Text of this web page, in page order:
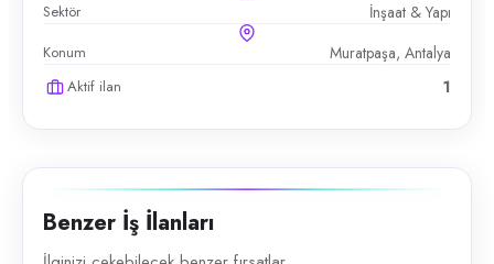
Sektör İnşaat & Yapı
Konum Muratpaşa, Antalya
Aktif ilan 1
Benzer İş İlanları